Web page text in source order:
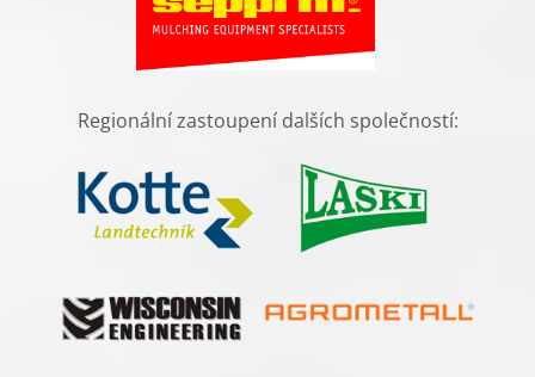
Regionální zastoupení dalších společností: